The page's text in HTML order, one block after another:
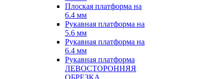
Плоская платформа на
6.4 мм
Рукавная платформа на
5.6 мм
Рукавная платформа на
6.4 мм
Рукавная платформа
ЛЕВОСТОРОННЯЯ
ОБРЕЗКА